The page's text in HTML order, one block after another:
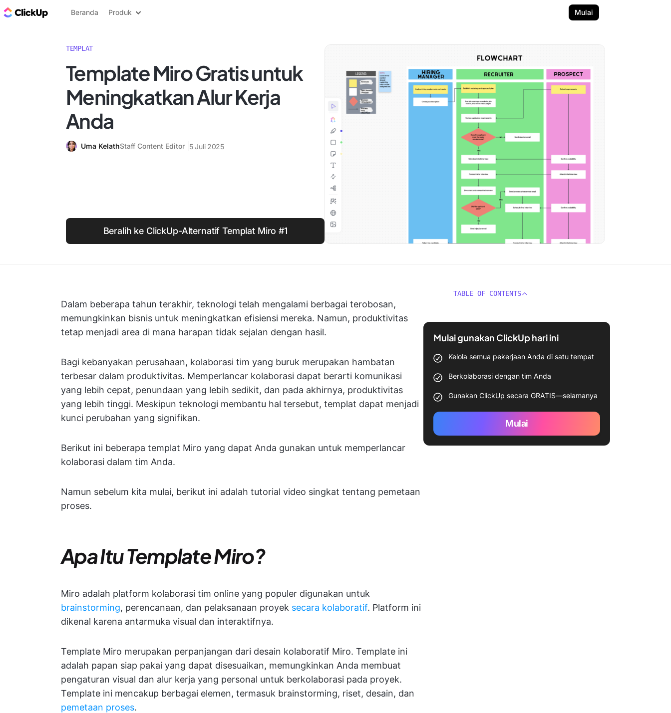
Blog ClickUp
Beranda Produk Mulai
TEMPLAT
Template Miro Gratis untuk
Meningkatkan Alur Kerja
Anda
Uma KelathStaff Content Editor 5 Juli 2025
Beralih ke ClickUp-Alternatif Templat Miro #1
Dalam beberapa tahun terakhir, teknologi telah mengalami berbagai terobosan,
memungkinkan bisnis untuk meningkatkan efisiensi mereka. Namun, produktivitas
tetap menjadi area di mana harapan tidak sejalan dengan hasil.
Bagi kebanyakan perusahaan, kolaborasi tim yang buruk merupakan hambatan
terbesar dalam produktivitas. Memperlancar kolaborasi dapat berarti komunikasi
yang lebih cepat, penundaan yang lebih sedikit, dan pada akhirnya, produktivitas
yang lebih tinggi. Meskipun teknologi membantu hal tersebut, templat dapat menjadi
kunci perubahan yang signifikan.
Berikut ini beberapa templat Miro yang dapat Anda gunakan untuk memperlancar
kolaborasi dalam tim Anda.
Namun sebelum kita mulai, berikut ini adalah tutorial video singkat tentang pemetaan
proses.
Apa Itu Template Miro?
Miro adalah platform kolaborasi tim online yang populer digunakan untuk
brainstorming, perencanaan, dan pelaksanaan proyek secara kolaboratif. Platform ini
dikenal karena antarmuka visual dan interaktifnya.
Template Miro merupakan perpanjangan dari desain kolaboratif Miro. Template ini
adalah papan siap pakai yang dapat disesuaikan, memungkinkan Anda membuat
pengaturan visual dan alur kerja yang personal untuk berkolaborasi pada proyek.
Template ini mencakup berbagai elemen, termasuk brainstorming, riset, desain, dan
pemetaan proses.
TABLE OF CONTENTS
Mulai gunakan ClickUp hari ini
Kelola semua pekerjaan Anda di satu tempat
Berkolaborasi dengan tim Anda
Gunakan ClickUp secara GRATIS—selamanya
Mulai